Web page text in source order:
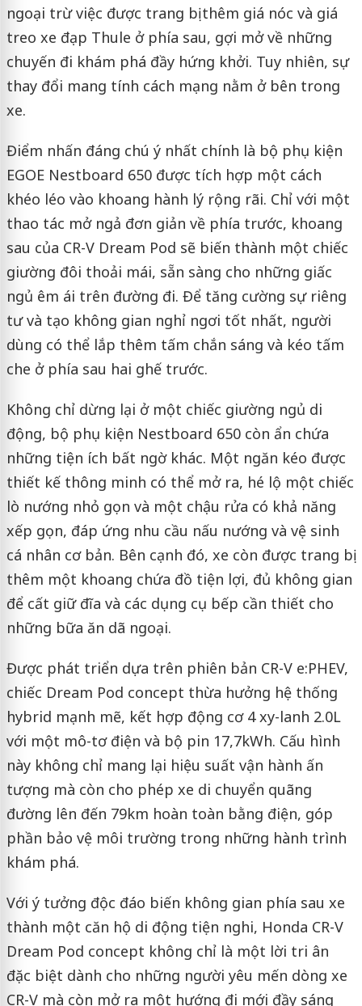
ngoại trừ việc được trang bị thêm giá nóc và giá
treo xe đạp Thule ở phía sau, gợi mở về những
chuyến đi khám phá đầy hứng khởi. Tuy nhiên, sự
thay đổi mang tính cách mạng nằm ở bên trong
xe.
Điểm nhấn đáng chú ý nhất chính là bộ phụ kiện
EGOE Nestboard 650 được tích hợp một cách
khéo léo vào khoang hành lý rộng rãi. Chỉ với một
thao tác mở ngả đơn giản về phía trước, khoang
sau của CR-V Dream Pod sẽ biến thành một chiếc
giường đôi thoải mái, sẵn sàng cho những giấc
ngủ êm ái trên đường đi. Để tăng cường sự riêng
tư và tạo không gian nghỉ ngơi tốt nhất, người
dùng có thể lắp thêm tấm chắn sáng và kéo tấm
che ở phía sau hai ghế trước.
Không chỉ dừng lại ở một chiếc giường ngủ di
động, bộ phụ kiện Nestboard 650 còn ẩn chứa
những tiện ích bất ngờ khác. Một ngăn kéo được
thiết kế thông minh có thể mở ra, hé lộ một chiếc
lò nướng nhỏ gọn và một chậu rửa có khả năng
xếp gọn, đáp ứng nhu cầu nấu nướng và vệ sinh
cá nhân cơ bản. Bên cạnh đó, xe còn được trang bị
thêm một khoang chứa đồ tiện lợi, đủ không gian
để cất giữ đĩa và các dụng cụ bếp cần thiết cho
những bữa ăn dã ngoại.
Được phát triển dựa trên phiên bản CR-V e:PHEV,
chiếc Dream Pod concept thừa hưởng hệ thống
hybrid mạnh mẽ, kết hợp động cơ 4 xy-lanh 2.0L
với một mô-tơ điện và bộ pin 17,7kWh. Cấu hình
này không chỉ mang lại hiệu suất vận hành ấn
tượng mà còn cho phép xe di chuyển quãng
đường lên đến 79km hoàn toàn bằng điện, góp
phần bảo vệ môi trường trong những hành trình
khám phá.
Với ý tưởng độc đáo biến không gian phía sau xe
thành một căn hộ di động tiện nghi, Honda CR-V
Dream Pod concept không chỉ là một lời tri ân
đặc biệt dành cho những người yêu mến dòng xe
CR-V mà còn mở ra một hướng đi mới đầy sáng